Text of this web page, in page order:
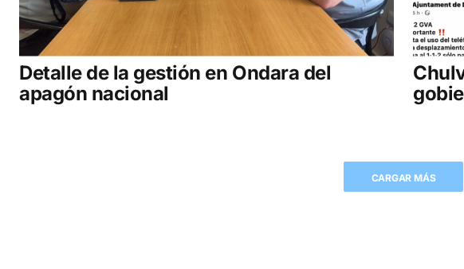
Detalle de la gestión en Ondara del
apagón nacional
CARGAR MÁS